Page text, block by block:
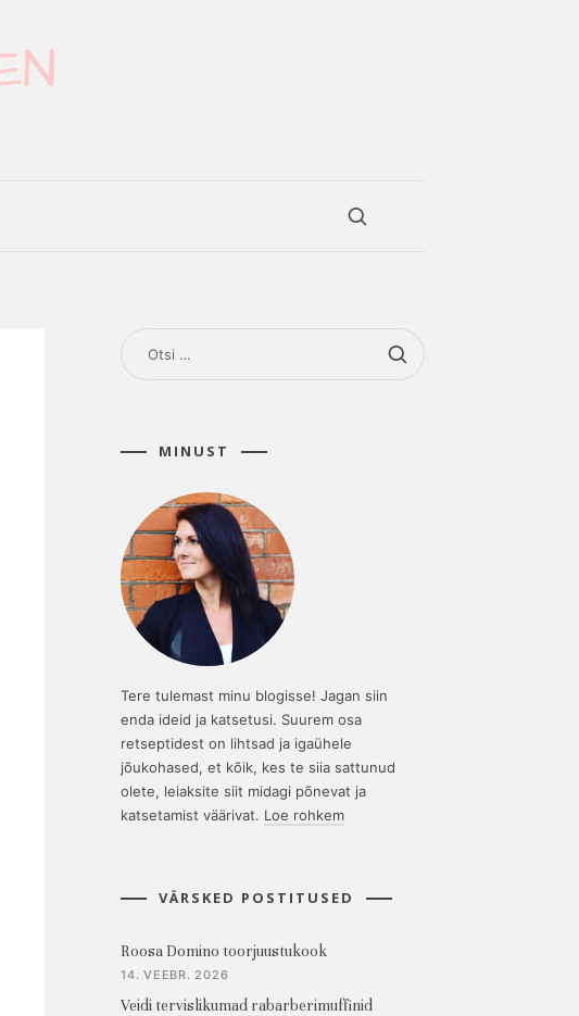
MINUST
Tere tulemast minu blogisse! Jagan siin
enda ideid ja katsetusi. Suurem osa
retseptidest on lihtsad ja igaühele
jõukohased, et kõik, kes te siia sattunud
olete, leiaksite siit midagi põnevat ja
katsetamist väärivat. Loe rohkem
VÄRSKED POSTITUSED
Roosa Domino toorjuustukook
14. VEEBR. 2026
Veidi tervislikumad rabarberimuffinid